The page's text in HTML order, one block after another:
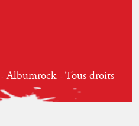
- Tous droits